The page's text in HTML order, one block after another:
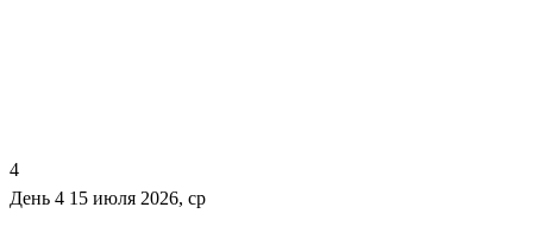
4
День 4 15 июля 2026, ср